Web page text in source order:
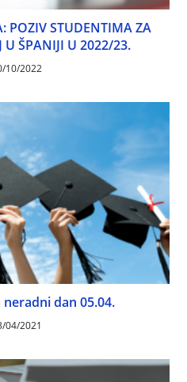
POZIV STUDENTIMA ZA
U ŠPANIJI U 2022/23.
10/2022
dan 05.04.
04/2021